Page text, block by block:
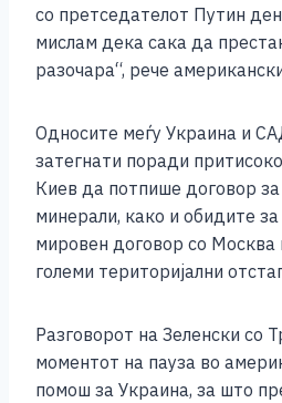
со претседателот Путин
мислам дека сака да
разочара“, рече
Односите меѓу Украина и
затегнати поради
Киев да потпише договор за
минерали, како и обидите
мировен договор со Москва
големи територијални
Разговорот на Зеленски со
моментот на пауза во
помош за Украина, за што